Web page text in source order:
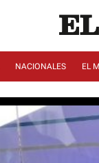
NACIONALES EL